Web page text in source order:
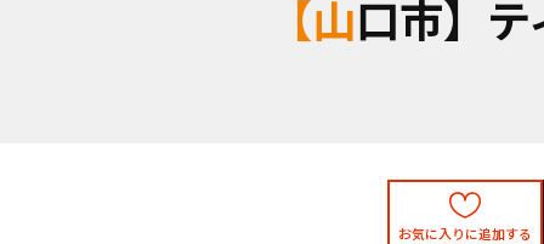
【山口市
お気に入りに追加する